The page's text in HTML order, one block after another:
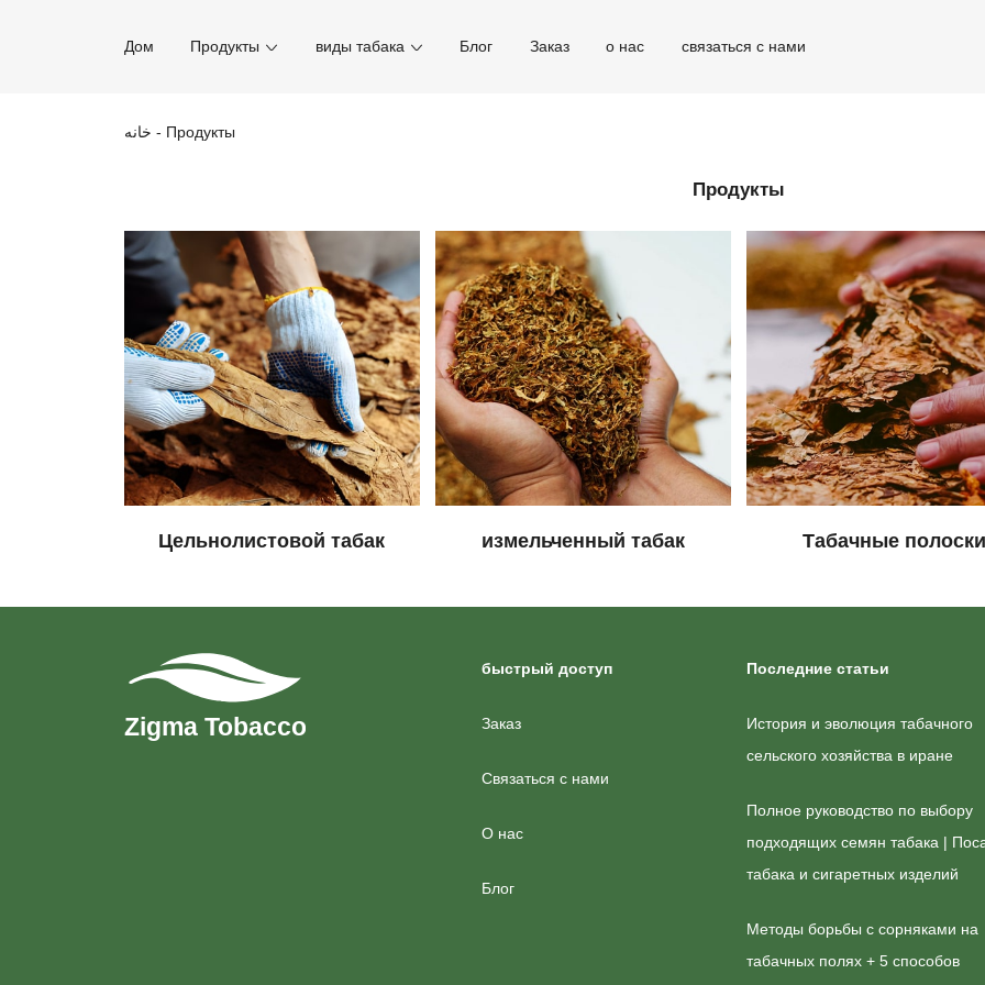
Дом Продукты виды табака Блог Заказ о нас связаться с нами
خانه - Продукты
Продукты
Цельнолистовой табак измельченный табак Табачные
быстрый доступ
Заказ
Связаться с нами
О нас
Блог
Последние статьи
История и эволюция табачного
сельского хозяйства в иране
Полное руководство по выбору
подходящих семян табака |
табака и сигаретных изделий
Методы борьбы с сорняками на
табачных полях + 5 способов